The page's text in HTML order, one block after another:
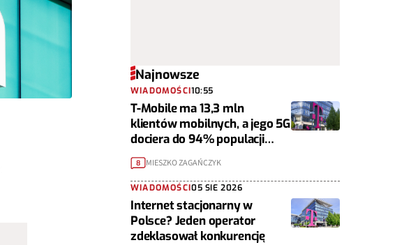
Najnowsze
WIADOMOŚCI10:55
T-Mobile ma 13,3 mln
klientów mobilnych, a jego 5G
dociera do 94% populacji
Polski
8 MIESZKO ZAGAŃCZYK
WIADOMOŚCI05 SIE 2026
Internet stacjonarny w
Polsce? Jeden operator
zdeklasował konkurencję